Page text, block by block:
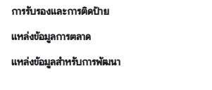
การรับรองและการติดป้าย
แหล่งข้อมูลการตลาด
แหล่งข้อมูลสำหรับการพัฒนา